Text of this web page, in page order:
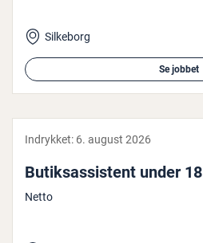
Silkeborg
Se jobbet
Indrykket: 6. august 2026
Bu­tiksas­si­stent under
Netto